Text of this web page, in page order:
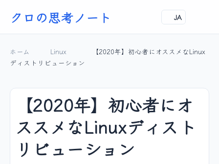
クロの思考ノート JA
ホーム Linux
【2020年】初心者にオススメなLinux
ディストリビューション
【2020年】初心者にオ
ススメなLinuxディスト
リビューション